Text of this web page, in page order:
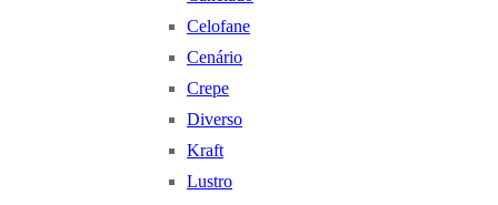
Celofane
Cenário
Crepe
Diverso
Kraft
Lustro